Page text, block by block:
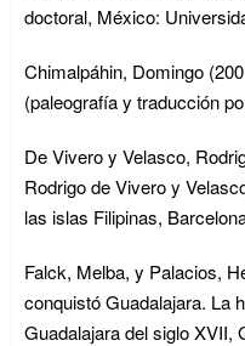
doctoral, México:
Chimalpáhin, Domingo
(paleografía y traducción
De Vivero y Velasco,
Rodrigo de Vivero y
las islas Filipinas,
Falck, Melba, y Palacios,
conquistó Guadalajara. La
Guadalajara del siglo XVII,